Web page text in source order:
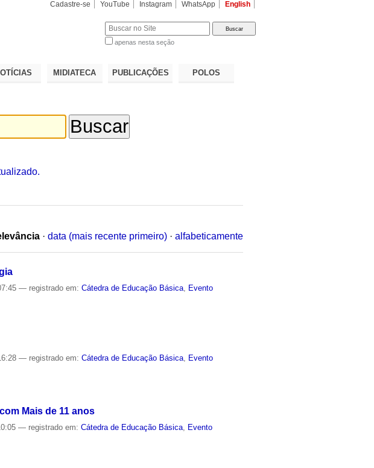
Cadastre-se YouTube Instagram WhatsApp English
apenas nesta seção
MIDIATECA PUBLICAÇÕES POLOS
· data (mais recente primeiro) · alfabeticamente
— registrado em:Cátedra de Educação Básica
Evento
— registrado em:Cátedra de Educação Básica Evento
Mais de 11 anos
— registrado em:Cátedra de Educação Básica, Evento